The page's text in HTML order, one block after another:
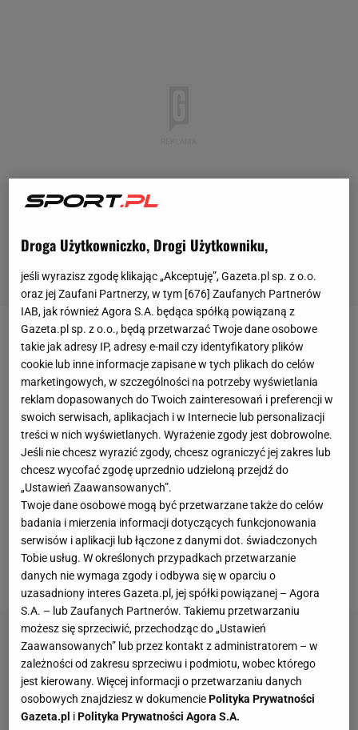
Górnik Zabrze przeszedł spore zmiany przed nowym
sezonem Ekstraklasy. Klub postanowił w połowie
czerwca rozstać się zJanem Urbanem, a jego
miejsce zająłBartosch Gaul . Niemieccy dziennikarze
twierdzili, że taka decyzja była zasługą Lukasa
Podolskiego, natomiastsam zawodnik określił to
"głupotą". Górnik Zabrze czerpał z niemieckiego
rynku także przy transferach zawodników, ponieważ
do klubu dołączył bramkarz Kevin Broll (do niedawna
Dynamo Drezno) oraz obrońca Jonatan Kotzke (do
niedawna Ingolstadt).
Droga Użytkowniczko, Drogi Użytkowniku,
jeśli wyrazisz zgodę klikając „Akceptuję”, Gazeta.pl sp. z o.o.
oraz jej Zaufani Partnerzy, w tym [676] Zaufanych Partnerów
IAB, jak również Agora S.A. będąca spółką powiązaną z
Gazeta.pl sp. z o.o., będą przetwarzać Twoje dane osobowe
takie jak adresy IP, adresy e-mail czy identyfikatory plików
cookie lub inne informacje zapisane w tych plikach do celów
marketingowych, w szczególności na potrzeby wyświetlania
reklam dopasowanych do Twoich zainteresowań i preferencji w
swoich serwisach, aplikacjach i w Internecie lub personalizacji
treści w nich wyświetlanych. Wyrażenie zgody jest dobrowolne.
Jeśli nie chcesz wyrazić zgody, chcesz ograniczyć jej zakres lub
chcesz wycofać zgodę uprzednio udzieloną przejdź do
„Ustawień Zaawansowanych”.
Twoje dane osobowe mogą być przetwarzane także do celów
badania i mierzenia informacji dotyczących funkcjonowania
serwisów i aplikacji lub łączone z danymi dot. świadczonych
Tobie usług. W określonych przypadkach przetwarzanie
danych nie wymaga zgody i odbywa się w oparciu o
uzasadniony interes Gazeta.pl, jej spółki powiązanej – Agora
S.A. – lub Zaufanych Partnerów. Takiemu przetwarzaniu
możesz się sprzeciwić, przechodząc do „Ustawień
Zaawansowanych” lub przez kontakt z administratorem – w
zależności od zakresu sprzeciwu i podmiotu, wobec którego
jest kierowany. Więcej informacji o przetwarzaniu danych
osobowych znajdziesz w dokumenciePolityka Prywatności
Gazeta.pl iPolityka Prywatności Agora S.A.